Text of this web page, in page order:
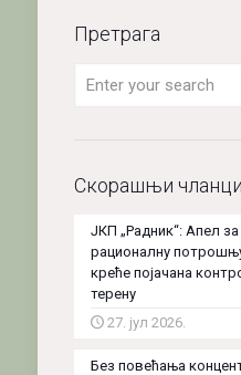
Претрага
Скорашњи чланци
ЈКП „Радник“: Апел за
рационалну
креће појачана
терену
27. јул 2026.
Без повећања